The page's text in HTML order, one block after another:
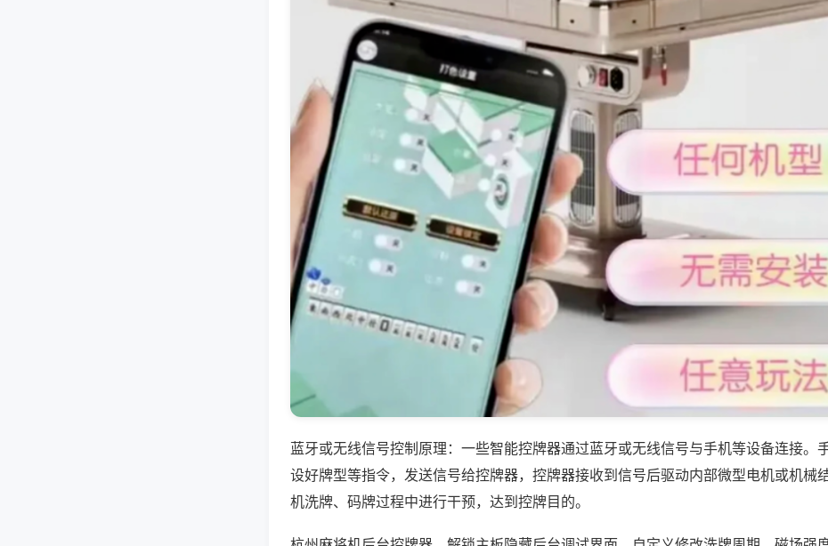
蓝牙或无线信号控制原理：一些智能控牌器通过蓝牙或无线信号与手机等设备连接。
设好牌型等指令，发送信号给控牌器，控牌器接收到信号后驱动内部微型电机或机械
机洗牌、码牌过程中进行干预，达到控牌目的。